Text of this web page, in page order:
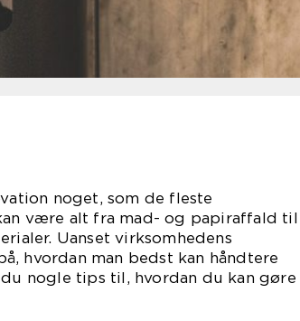
noget, som de fleste
være alt fra mad- og papiraffald til
Uanset virksomhedens
hvordan man bedst kan håndtere
nogle tips til, hvordan du kan gøre